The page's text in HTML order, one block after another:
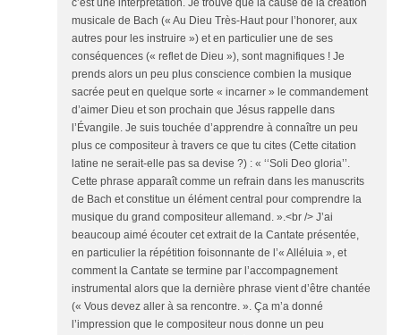
c’est une interprétation. Je trouve que la cause de la création
musicale de Bach (« Au Dieu Très-Haut pour l’honorer, aux
autres pour les instruire ») et en particulier une de ses
conséquences (« reflet de Dieu »), sont magnifiques ! Je
prends alors un peu plus conscience combien la musique
sacrée peut en quelque sorte « incarner » le commandement
d’aimer Dieu et son prochain que Jésus rappelle dans
l’Évangile. Je suis touchée d’apprendre à connaître un peu
plus ce compositeur à travers ce que tu cites (Cette citation
latine ne serait-elle pas sa devise ?) : « ‘‘Soli Deo gloria’’.
Cette phrase apparaît comme un refrain dans les manuscrits
de Bach et constitue un élément central pour comprendre la
musique du grand compositeur allemand. ».<br /> J’ai
beaucoup aimé écouter cet extrait de la Cantate présentée,
en particulier la répétition foisonnante de l’« Alléluia », et
comment la Cantate se termine par l’accompagnement
instrumental alors que la dernière phrase vient d’être chantée
(« Vous devez aller à sa rencontre. ». Ça m’a donné
l’impression que le compositeur nous donne un peu